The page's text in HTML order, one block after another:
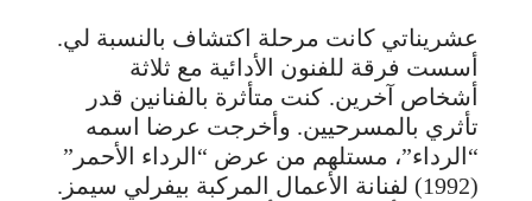
عشريناتي كانت مرحلة اكتشاف بالنسبة لي.
أسست فرقة للفنون الأدائية مع ثلاثة
أشخاص آخرين. كنت متأثرة بالفنانين قدر
تأثري بالمسرحيين. وأخرجت عرضا اسمه
“الرداء”، مستلهم من عرض “الرداء الأحمر”
(1992) لفنانة الأعمال المركبة بيفرلي سيمز.